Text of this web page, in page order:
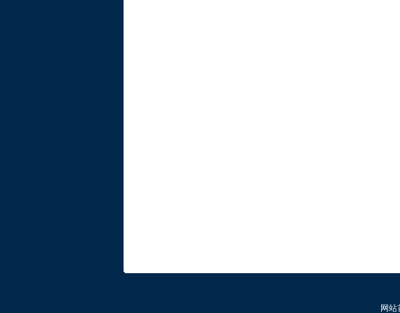
网站